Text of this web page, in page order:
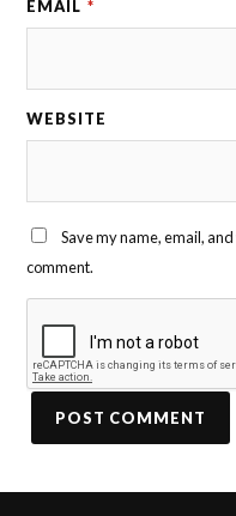
EMAIL *
WEBSITE
Save my name, email,
comment.